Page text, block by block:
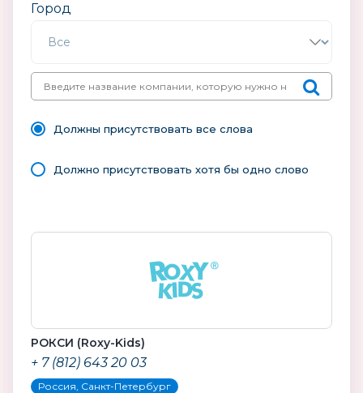
Город
Должны присутствовать все слова
Должно присутствовать хотя бы одно слово
РОКСИ (Roxy-Kids)
+ 7 (812) 643 20 03
Россия, Санкт-Петербург